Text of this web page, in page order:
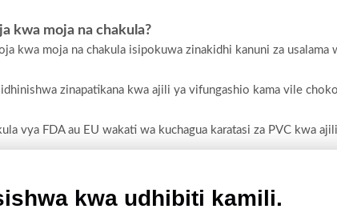
kwa moja na chakula?
kwa moja na chakula isipokuwa zinakidhi kanuni za usalama
zinapatikana kwa ajili ya vifungashio kama vile
vya FDA au EU wakati wa kuchagua karatasi za PVC kwa
kwamba vitu vilivyofungashwa vinabaki vikavu na
vya elektroniki, dawa, na bidhaa za urembo.
kwa udhibiti kamili.